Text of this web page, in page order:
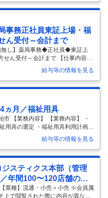
ト削減を実現することを目的とし
タ活用業務を内製化・自動化し、
制を強化するとともに、AIを活用
す。 【業務内容】 当社グループ
ていただきます。 具体的には以
事務正社員東証上場・福
ん受付～会計まで
し】薬局事務◆正社員◆東証上
ん受付～会計まで 【仕事内容】
社員◆東証上場・福利厚生◎・残
【具体的な仕事内容】 【プラチナ
薬局商品の社員割引あり産休・育
当充実残業0時間想定でWLB4連休
スギ薬局が展開する阪神調剤薬局
入力などの業務を行う薬局事務
（相談対応、不足薬対応、おく
給与等の情報を見る
ヵ月／福祉用具
【業務内容】 【業務内容】 ・
用具の選定 ・福祉用具利用計画の
モニタリング 【応募条件】 福祉
下資格保有者 普通自動車運転免許
会福祉士 お気軽にお問い合わせ
給与等の情報を見る
スティクス本部（管理
年間100〜120店舗の新
2.5兆円を目指す東証プラ
業種】流通・小売＞小売 ※会員属
上で閲覧された際に内容が異なる